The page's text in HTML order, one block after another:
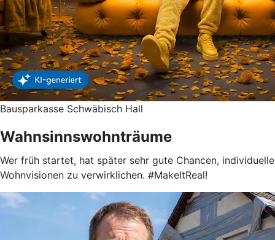
Bausparkasse Schwäbisch Hall
Wahnsinnswohnträume
Wer früh startet, hat später sehr gute Chancen, individuelle
Wohnvisionen zu verwirklichen. #MakeItReal!